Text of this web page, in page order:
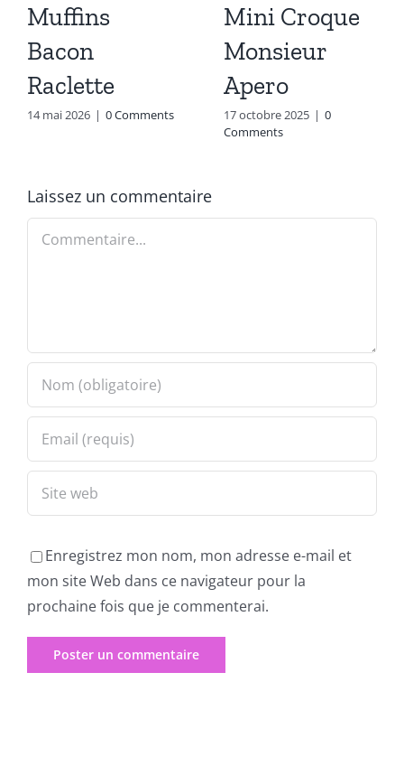
Muffins
Bacon
Raclette
14 mai 2026 | 0 Comments
Mini Croque
Monsieur
Apero
17 octobre 2025 | 0
Comments
Laissez un commentaire
Commentaire
Enregistrez mon nom, mon adresse e-mail et
mon site Web dans ce navigateur pour la
prochaine fois que je commenterai.